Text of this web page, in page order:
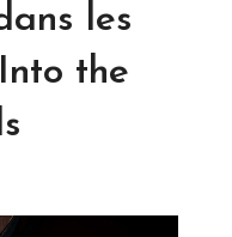
les
the